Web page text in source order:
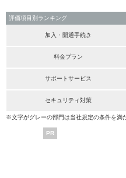
評価項目別ランキング
加入・開通手続き
料金プラン
サポートサービス
セキュリティ対策
※文字がグレーの部門は当社規定の条件を満
PR